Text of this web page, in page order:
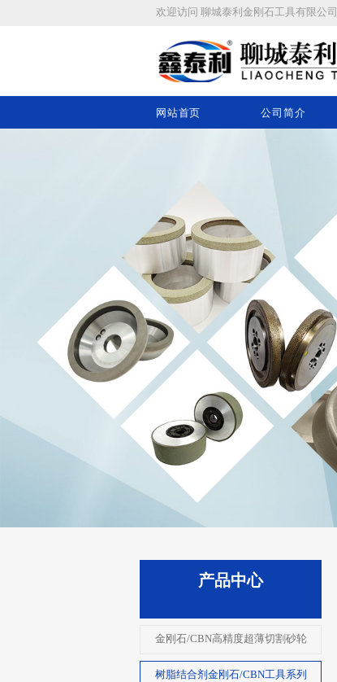
欢迎访问 聊城泰利金刚石工具有限公司
网站首页 公司简介
产品中心
金刚石/CBN高精度超薄切割砂轮
树脂结合剂金刚石/CBN工具系列